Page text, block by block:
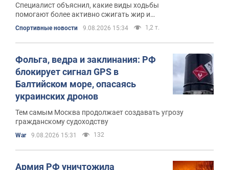
Специалист объяснил, какие виды ходьбы
помогают более активно сжигать жир и
Спортивные новости 9.08.2026 15:34 1,2 т.
Фольга, ведра и заклинания: РФ
блокирует сигнал GPS в
Балтийском море, опасаясь
украинских дронов
Тем самым Москва продолжает создавать угрозу
гражданскому судоходству
War 9.08.2026 15:31 132
Армия РФ уничтожила